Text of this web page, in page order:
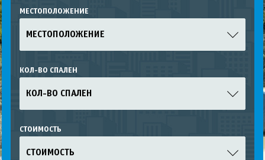
МЕСТОПОЛОЖЕНИЕ
МЕСТОПОЛОЖЕНИЕ
КОЛ-ВО СПАЛЕН
КОЛ-ВО СПАЛЕН
СТОИМОСТЬ
СТОИМОСТЬ